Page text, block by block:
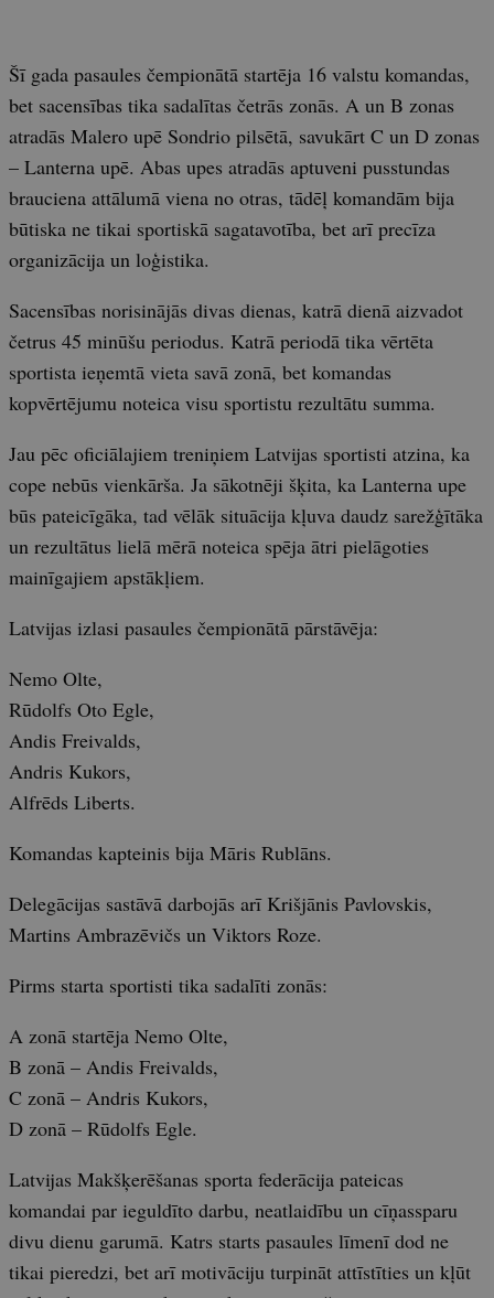
Šī gada pasaules čempionātā startēja 16 valstu komandas,
bet sacensības tika sadalītas četrās zonās. A un B zonas
atradās Malero upē Sondrio pilsētā, savukārt C un D zonas
– Lanterna upē. Abas upes atradās aptuveni pusstundas
brauciena attālumā viena no otras, tādēļ komandām bija
būtiska ne tikai sportiskā sagatavotība, bet arī precīza
organizācija un loģistika.
Sacensības norisinājās divas dienas, katrā dienā aizvadot
četrus 45 minūšu periodus. Katrā periodā tika vērtēta
sportista ieņemtā vieta savā zonā, bet komandas
kopvērtējumu noteica visu sportistu rezultātu summa.
Jau pēc oficiālajiem treniņiem Latvijas sportisti atzina, ka
cope nebūs vienkārša. Ja sākotnēji šķita, ka Lanterna upe
būs pateicīgāka, tad vēlāk situācija kļuva daudz sarežģītāka
un rezultātus lielā mērā noteica spēja ātri pielāgoties
mainīgajiem apstākļiem.
Latvijas izlasi pasaules čempionātā pārstāvēja:
Nemo Olte,
Rūdolfs Oto Egle,
Andis Freivalds,
Andris Kukors,
Alfrēds Liberts.
Komandas kapteinis bija Māris Rublāns.
Delegācijas sastāvā darbojās arī Krišjānis Pavlovskis,
Martins Ambrazēvičs un Viktors Roze.
Pirms starta sportisti tika sadalīti zonās:
A zonā startēja Nemo Olte,
B zonā – Andis Freivalds,
C zonā – Andris Kukors,
D zonā – Rūdolfs Egle.
Latvijas Makšķerēšanas sporta federācija pateicas
komandai par ieguldīto darbu, neatlaidību un cīņassparu
divu dienu garumā. Katrs starts pasaules līmenī dod ne
tikai pieredzi, bet arī motivāciju turpināt attīstīties un kļūt